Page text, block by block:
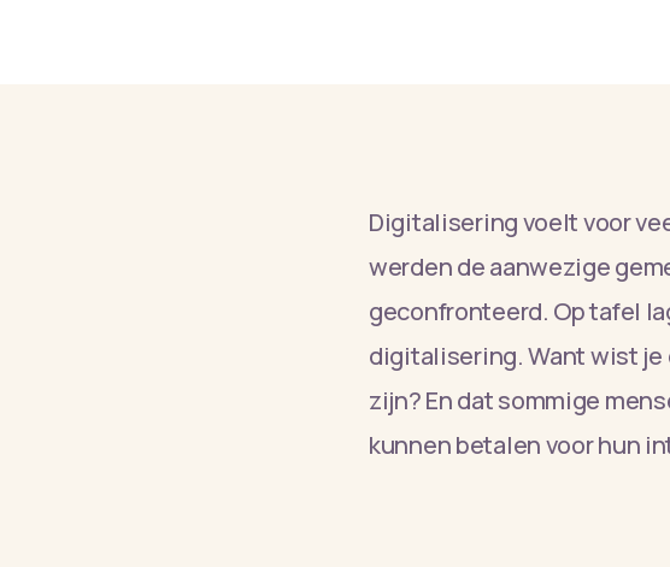
Digitalisering voelt voor
werden de aanwezige
geconfronteerd. Op tafel
digitalisering. Want wist je
zijn? En dat sommige
kunnen betalen voor hun